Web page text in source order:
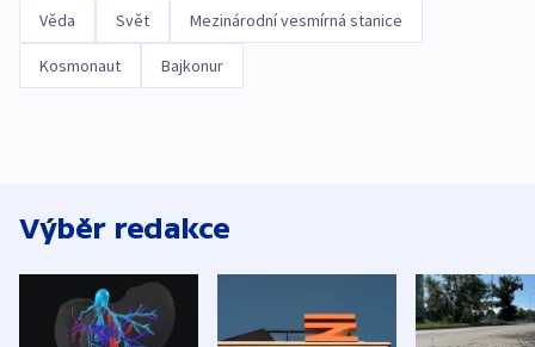
Věda Svět Mezinárodní vesmírná stanice
Kosmonaut Bajkonur
Výběr redakce